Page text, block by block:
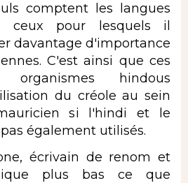
comptent les langues
ceux pour lesquels il
davantage d'importance
C'est ainsi que ces
organismes hindous
du créole au sein
si l'hindi et le
également utilisés.
écrivain de renom et
plus bas ce que